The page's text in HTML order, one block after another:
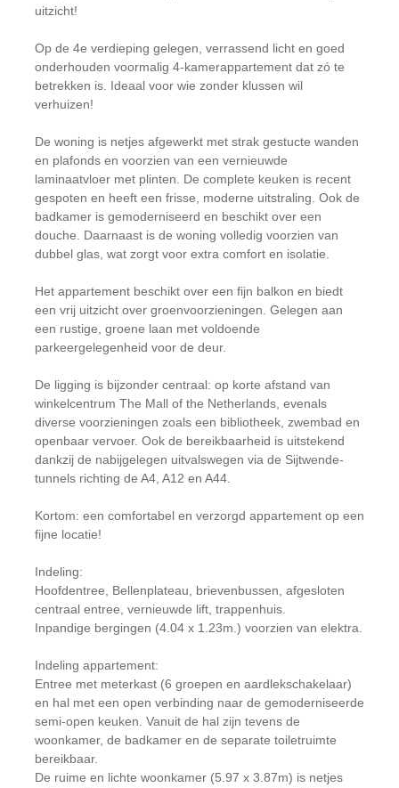
uitzicht!
Op de 4e verdieping gelegen, verrassend licht en goed
onderhouden voormalig 4-kamerappartement dat zó te
betrekken is. Ideaal voor wie zonder klussen wil
verhuizen!
De woning is netjes afgewerkt met strak gestucte wanden
en plafonds en voorzien van een vernieuwde
laminaatvloer met plinten. De complete keuken is recent
gespoten en heeft een frisse, moderne uitstraling. Ook de
badkamer is gemoderniseerd en beschikt over een
douche. Daarnaast is de woning volledig voorzien van
dubbel glas, wat zorgt voor extra comfort en isolatie.
Het appartement beschikt over een fijn balkon en biedt
een vrij uitzicht over groenvoorzieningen. Gelegen aan
een rustige, groene laan met voldoende
parkeergelegenheid voor de deur.
De ligging is bijzonder centraal: op korte afstand van
winkelcentrum The Mall of the Netherlands, evenals
diverse voorzieningen zoals een bibliotheek, zwembad en
openbaar vervoer. Ook de bereikbaarheid is uitstekend
dankzij de nabijgelegen uitvalswegen via de Sijtwende-
tunnels richting de A4, A12 en A44.
Kortom: een comfortabel en verzorgd appartement op een
fijne locatie!
Indeling:
Hoofdentree, Bellenplateau, brievenbussen, afgesloten
centraal entree, vernieuwde lift, trappenhuis.
Inpandige bergingen (4.04 x 1.23m.) voorzien van elektra.
Indeling appartement:
Entree met meterkast (6 groepen en aardlekschakelaar)
en hal met een open verbinding naar de gemoderniseerde
semi-open keuken. Vanuit de hal zijn tevens de
woonkamer, de badkamer en de separate toiletruimte
bereikbaar.
De ruime en lichte woonkamer (5.97 x 3.87m) is netjes